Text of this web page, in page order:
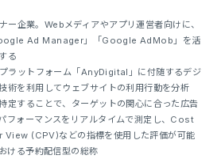
企業。Webメディアやアプリ運営者向けに、
Ad Manager」「Google AdMob」を活
る
ラットフォーム「AnyDigital」に付随するデジ
術を利用してウェブサイトの利用行動を分析
定することで、ターゲットの関心に合った広告
フォーマンスをリアルタイムで測定し、Cost
(CPV)などの指標を使用した評価が可能
る予約配信型の総称